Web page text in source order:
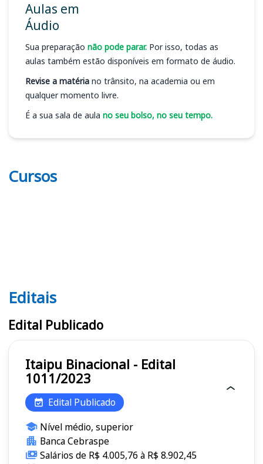
Aulas em
Áudio
Sua preparação não pode parar. Por isso, todas as
aulas também estão disponíveis em formato de áudio.
Revise a matéria no trânsito, na academia ou em
qualquer momento livre.
É a sua sala de aula no seu bolso, no seu tempo.
Cursos
Editais
Editais
Edital Publicado
Itaipu Binacional - Edital
1011/2023
Edital Publicado
Nível médio, superior
Banca Cebraspe
Salários de R$ 4.005,76 à R$ 8.902,45